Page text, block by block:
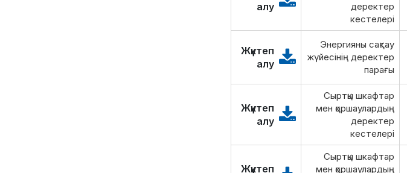
деректер
кестелері
алу
Энергияны сақтау
жүйесінің деректер
парағы
Жүктеп
алу
Сыртқы шкафтар
мен қоршаулардың
деректер
кестелері
Жүктеп
алу
Сыртқы шкафтар
мен қоршаулардың
Жүктеп